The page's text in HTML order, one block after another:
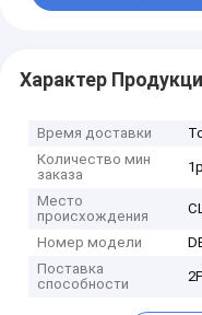
Характер
Время доставки
Количество мин
заказа
Место
происхождения
Номер модели
Поставка
способности